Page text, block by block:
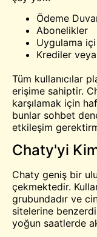
Ödeme
Abonelikler
Uygulama içi
Krediler
Tüm kullanıcılar
erişime sahiptir.
karşılamak için
bunlar sohbet
etkileşim
Chaty'yi
Chaty geniş bir
çekmektedir.
grubundadır ve
sitelerine
yoğun saatlerde